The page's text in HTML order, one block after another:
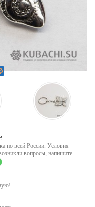
по всей России. Условия
вопросы, напишите